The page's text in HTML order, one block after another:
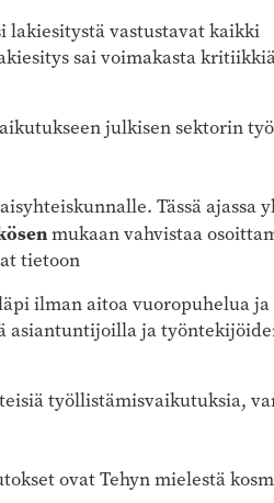
vastustavat kaikki
sai voimakasta
julkisen sektorin
Tässä ajassa
mukaan vahvistaa
tietoon
ilman aitoa vuoropuhelua ja
asiantuntijoilla ja
työllistämisvaikutuksia,
ovat Tehyn mielestä